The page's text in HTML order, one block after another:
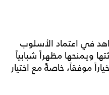
في اعتماد الأسلوب
ويمنحها مظهراً شبابياً
موفقاً، خاصةً مع اختيار